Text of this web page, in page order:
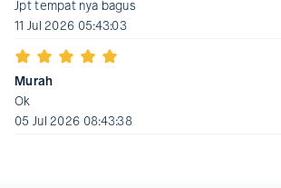
Jpt tempat nya bagus
11 Jul 2026 05:43:03
Murah
Ok
05 Jul 2026 08:43:38